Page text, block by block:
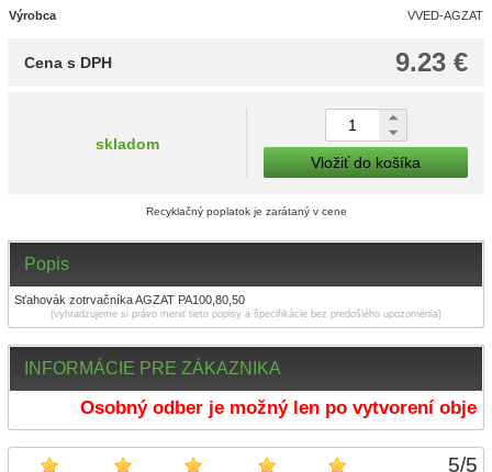
INFORMÁCIE PRE ZÁKAZNIKA
Osobný odber je možný len po vytvorení
5/5
Výrobca
VVED-AGZAT
9.23 €
Cena s DPH
skladom
Vložiť do košíka
Recyklačný poplatok je zarátaný v cene
Popis
Sťahovák zotrvačníka AGZAT PA100,80,50
(vyhradzujeme si právo meniť tieto popisy a špecifikácie bez predošlého upozornenia)